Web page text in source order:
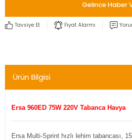
Gelince Haber
Tavsiye Et Fiyat Alarmı
Ürün Bilgisi
Ersa 960ED 75W 220V Tabanca Havya
Ersa Multi-Sprint hızlı lehim tabancası,